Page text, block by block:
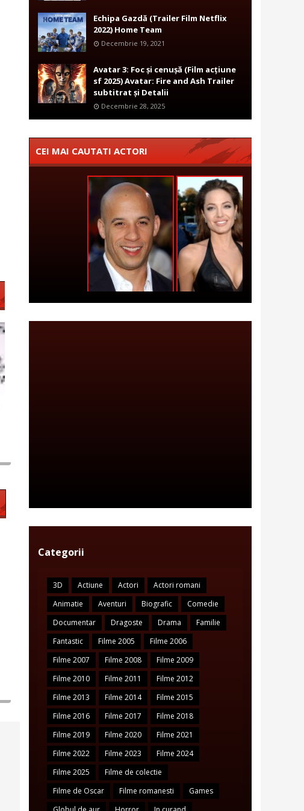
Echipa Gazdă (Trailer Film Netflix
2022) Home Team
Decembrie 19, 2021
Avatar 3: Foc și cenușă (Film acțiune
sf 2025) Avatar: Fire and Ash Trailer
subtitrat și Detalii
Decembrie 28, 2025
CEI MAI CAUTATI ACTORI
Categorii
3D Actiune Actori
Actori romani
Animatie
Aventuri Biografic
Comedie
Documentar
Dragoste Drama
Familie
Fantastic
Filme 2005
Filme 2006
Filme 2007
Filme 2008
Filme 2009
Filme 2010
Filme 2011
Filme 2012
Filme 2013
Filme 2014
Filme 2015
Filme 2016
Filme 2017
Filme 2018
Filme 2019
Filme 2020
Filme 2021
Filme 2022
Filme 2023
Filme 2024
Filme 2025
Filme de colectie
Filme de Oscar
Filme romanesti
Games